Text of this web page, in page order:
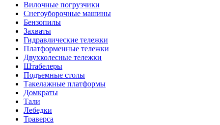
Вилочные погрузчики
Снегоуборочные машины
Бензопилы
Захваты
Гидравлические тележки
Платформенные тележки
Двухколесные тележки
Штабелеры
Подъемные столы
Такелажные платформы
Домкраты
Тали
Лебедки
Траверса